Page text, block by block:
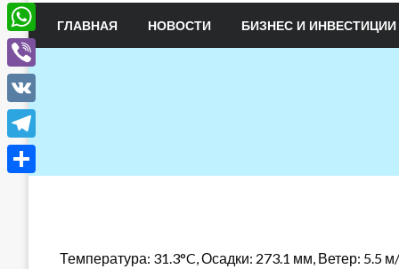
ГЛАВНАЯ НОВОСТИ БИЗНЕС И ИНВЕСТИЦИИ
Температура: 31.3°C, Осадки: 273.1 мм, Ветер: 5.5
Odnoklassniki
WhatsApp
Viber
VK
Telegram